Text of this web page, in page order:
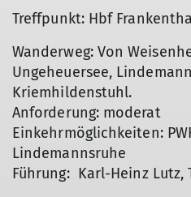
Treffpunkt: Hbf
Wanderweg: Von
Ungeheuersee,
Kriemhildenstuhl.
Anforderung: moderat
Einkehrmöglichkeiten:
Lindemannsruhe
Führung: Karl-Heinz Lutz,